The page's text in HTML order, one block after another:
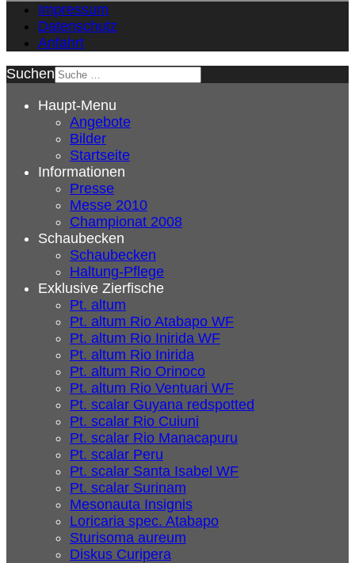
Impressum
Datenschutz
Anfahrt
Suchen
Haupt-Menu
Angebote
Bilder
Startseite
Informationen
Presse
Messe 2010
Championat 2008
Schaubecken
Schaubecken
Haltung-Pflege
Exklusive Zierfische
Pt. altum
Pt. altum Rio Atabapo WF
Pt. altum Rio Inirida WF
Pt. altum Rio Inirida
Pt. altum Rio Orinoco
Pt. altum Rio Ventuari WF
Pt. scalar Guyana redspotted
Pt. scalar Rio Cuiuni
Pt. scalar Rio Manacapuru
Pt. scalar Peru
Pt. scalar Santa Isabel WF
Pt. scalar Surinam
Mesonauta Insignis
Loricaria spec. Atabapo
Sturisoma aureum
Diskus Curipera